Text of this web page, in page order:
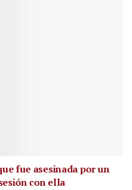
fue asesinada por un
con ella